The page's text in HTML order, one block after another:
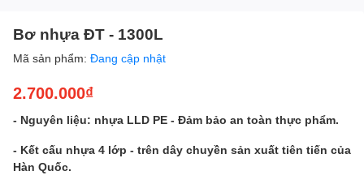
Bơ nhựa ĐT - 1300L
Mã sản phẩm: Đang cập nhật
2.700.000₫
- Nguyên liệu: nhựa LLD PE - Đảm bảo an toàn thực phẩm.
- Kết cấu nhựa 4 lớp - trên dây chuyền sản xuất tiên tiến của
Hàn Quốc.